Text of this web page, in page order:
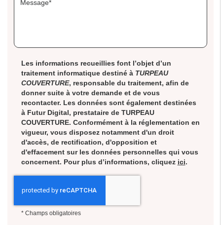
Les informations recueillies font l’objet d’un
traitement informatique destiné àTURPEAU
COUVERTURE, responsable du traitement, afin de
donner suite à votre demande et de vous
recontacter. Les données sont également destinées
à Futur Digital, prestataire de TURPEAU
COUVERTURE. Conformément à la réglementation en
vigueur, vous disposez notamment d'un droit
d'accès, de rectification, d'opposition et
d'effacement sur les données personnelles qui vous
concernent. Pour plus d’informations, cliquez ici.
* Champs obligatoires